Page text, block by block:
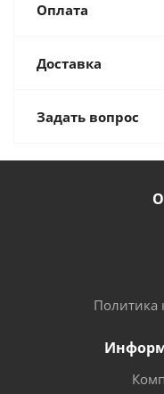
Оплата
Доставка
Задать вопрос
Политика